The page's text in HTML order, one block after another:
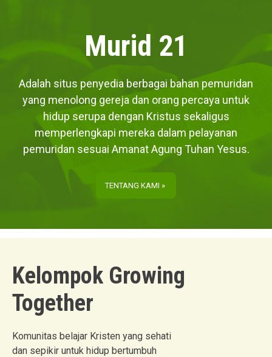
Murid 21
Adalah situs penyedia berbagai bahan pemuridan
yang menolong gereja dan orang percaya untuk
hidup serupa dengan Kristus sekaligus
memperlengkapi mereka dalam pelayanan
pemuridan sesuai Amanat Agung Tuhan Yesus.
TENTANG KAMI »
Kelompok Growing
Together
Komunitas belajar Kristen yang sehati
dan sepikir untuk hidup bertumbuh